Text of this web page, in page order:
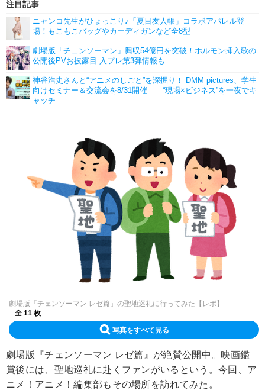
注目記事
ニャンコ先生がひょっこり♪「夏目友人帳」コラボアパレル登
場！もこもこバッグやカーディガンなど全8型
劇場版「チェンソーマン」興収54億円を突破！ホルモン挿入歌の
公開後PVお披露目 入プレ第3弾情報も
神谷浩史さんと“アニメのしごと”を深掘り！ DMM pictures、学生
向けセミナー＆交流会を8/31開催――“現場×ビジネス”を一夜でキ
ャッチ
劇場版「チェンソーマン レゼ篇」の聖地巡礼に行ってみた【レポ】
全 11 枚
写真をすべて見る
劇場版『チェンソーマン レゼ篇』が絶賛公開中。映画鑑
賞後には、聖地巡礼に赴くファンがいるという。今回、ア
ニメ！アニメ！編集部もその場所を訪れてみた。